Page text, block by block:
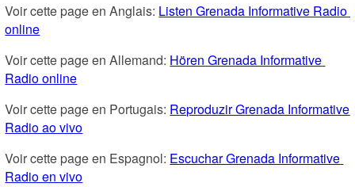
Voir cette page en Anglais: Listen Grenada Informative Radio
online
Voir cette page en Allemand: Hören Grenada Informative
Radio online
Voir cette page en Portugais: Reproduzir Grenada Informative
Radio ao vivo
Voir cette page en Espagnol: Escuchar Grenada Informative
Radio en vivo